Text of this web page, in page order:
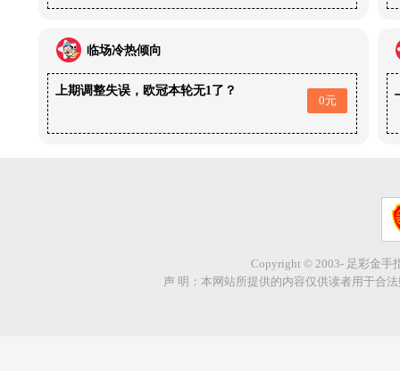
临场冷热倾向
上期调整失误，欧冠本轮无1了？
0元
Copyright © 2003- 足彩金手
声 明：本网站所提供的内容仅供读者用于合